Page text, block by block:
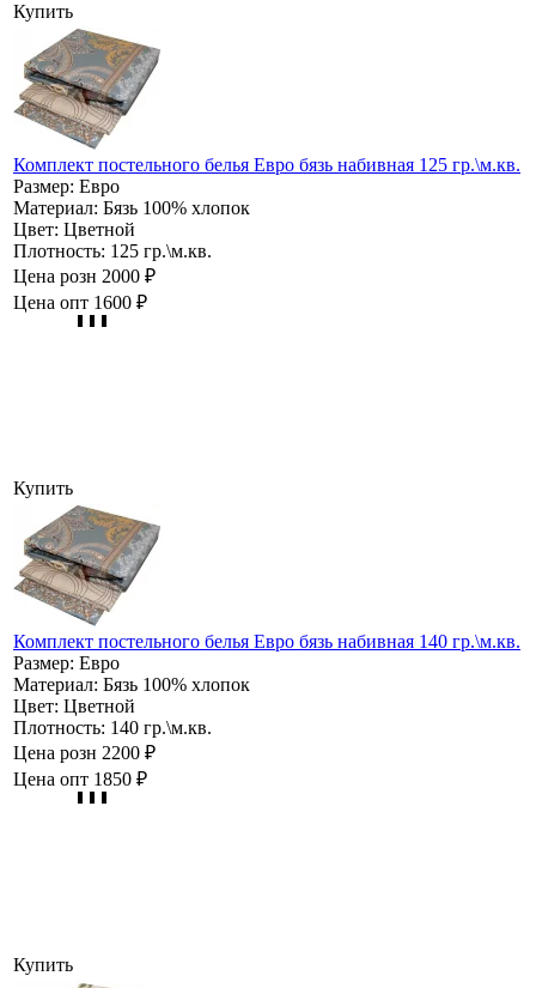
Купить
Комплект постельного белья Евро бязь набивная 125 гр.\м.кв.
Размер: Евро
Материал: Бязь 100% хлопок
Цвет: Цветной
Плотность: 125 гр.\м.кв.
Цена розн 2000 ₽
Цена опт 1600 ₽
Купить
Комплект постельного белья Евро бязь набивная 140 гр.\м.кв.
Размер: Евро
Материал: Бязь 100% хлопок
Цвет: Цветной
Плотность: 140 гр.\м.кв.
Цена розн 2200 ₽
Цена опт 1850 ₽
Купить